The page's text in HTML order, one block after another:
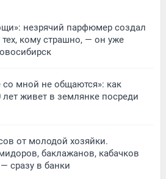
незрячий парфюмер создал
кому страшно, — он уже
со мной не общаются»: как
живет в землянке посреди
от молодой хозяйки.
баклажанов, кабачков
сразу в банки